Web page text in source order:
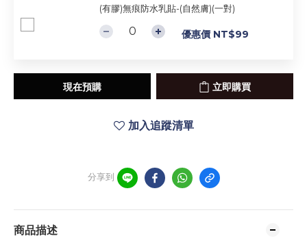
(有膠)無痕防水乳貼-(自然膚)(一對)
優惠價 NT$99
現在預購 立即購買
加入追蹤清單
分享到
商品描述